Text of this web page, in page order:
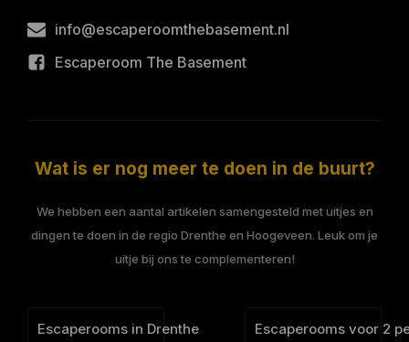
info@escaperoomthebasement.nl
Escaperoom The Basement
Wat is er nog meer te doen in de buurt?
We hebben een aantal artikelen samengesteld met uitjes en
dingen te doen in de regio Drenthe en Hoogeveen. Leuk om je
uitje bij ons te complementeren!
Escaperooms in Drenthe Escaperooms voor 2